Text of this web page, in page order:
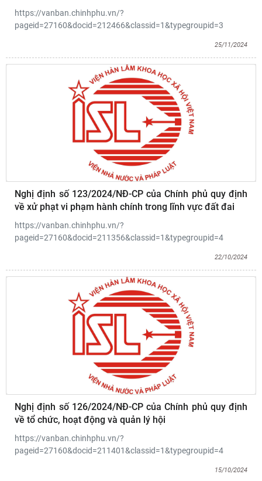
https://vanban.chinhphu.vn/?
pageid=27160&docid=212466&classid=1&typegroupid=3
25/11/2024
Nghị định số 123/2024/NĐ-CP của Chính phủ quy định
về xử phạt vi phạm hành chính trong lĩnh vực đất đai
https://vanban.chinhphu.vn/?
pageid=27160&docid=211356&classid=1&typegroupid=4
22/10/2024
Nghị định số 126/2024/NĐ-CP của Chính phủ quy định
về tổ chức, hoạt động và quản lý hội
https://vanban.chinhphu.vn/?
pageid=27160&docid=211401&classid=1&typegroupid=4
15/10/2024